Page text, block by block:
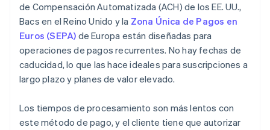
de Compensación Automatizada (ACH) de los EE. UU.,
Bacs en el Reino Unido y la Zona Única de Pagos en
Euros (SEPA) de Europa están diseñadas para
operaciones de pagos recurrentes. No hay fechas de
caducidad, lo que las hace ideales para suscripciones a
largo plazo y planes de valor elevado.
Los tiempos de procesamiento son más lentos con
este método de pago, y el cliente tiene que autorizar